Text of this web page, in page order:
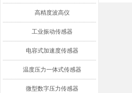
高精度波高仪
工业振动传感器
电容式加速度传感器
温度压力一体式传感器
微型数字压力传感器